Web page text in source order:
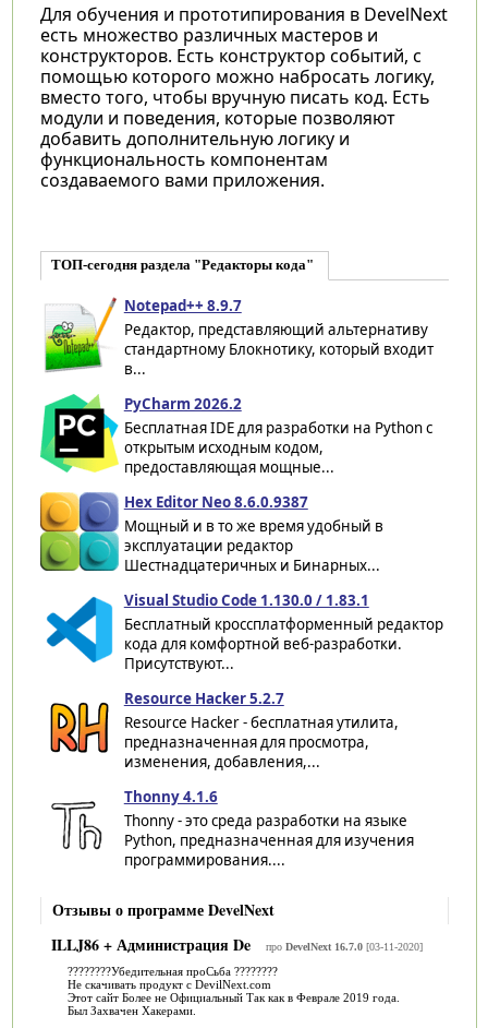
Для обучения и прототипирования в DevelNext
есть множество различных мастеров и
конструкторов. Есть конструктор событий, с
помощью которого можно набросать логику,
вместо того, чтобы вручную писать код. Есть
модули и поведения, которые позволяют
добавить дополнительную логику и
функциональность компонентам
создаваемого вами приложения.
ТОП-сегодня раздела "Редакторы кода"
Notepad++ 8.9.7
Редактор, представляющий альтернативу
стандартному Блокнотику, который входит
в...
PyCharm 2026.2
Бесплатная IDE для разработки на Python с
открытым исходным кодом,
предоставляющая мощные...
Hex Editor Neo 8.6.0.9387
Мощный и в то же время удобный в
эксплуатации редактор
Шестнадцатеричных и Бинарных...
Visual Studio Code 1.130.0 / 1.83.1
Бесплатный кроссплатформенный редактор
кода для комфортной веб-разработки.
Присутствуют...
Resource Hacker 5.2.7
Resource Hacker - бесплатная утилита,
предназначенная для просмотра,
изменения, добавления,...
Thonny 4.1.6
Thonny - это среда разработки на языке
Python, предназначенная для изучения
программирования....
Отзывы о программе DevelNext
ILLJ86 + Администрация De
про DevelNext 16.7.0[03-11-2020]
????????Убедительная проСьба ????????
Не скачивать продукт с DevilNext.com
Этот сайт Более не Официальный Так как в Феврале 2019 года.
Был Захвачен Хакерами.